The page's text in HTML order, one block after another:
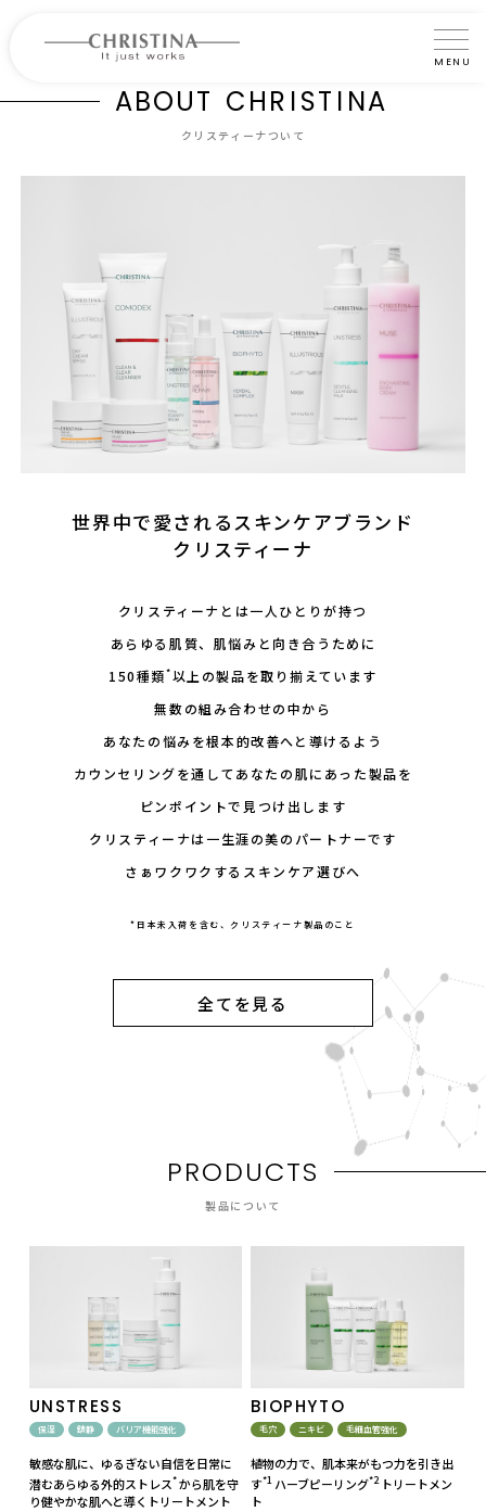
MENU
クリスティーナについて
サロン検索
よくあるご質問
認定インストラクター・トレーナー紹介
コラム
お問い合わせ
ABOUT CHR IST I NA
クリスティーナついて
世界中で愛されるスキンケアブランド
クリスティーナ
クリスティーナとは一人ひとりが持つ
あらゆる肌質、肌悩みと向き合うために
150種類*以上の製品を取り揃えています
無数の組み合わせの中から
あなたの悩みを根本的改善へと導けるよう
カウンセリングを通してあなたの肌にあった製品を
ピンポイントで見つけ出します
クリスティーナは一生涯の美のパートナーです
さぁワクワクするスキンケア選びへ
*日本未入荷を含む、クリスティーナ製品のこと
全てを見る
PRODUCTS
製品について
UNSTRESS
保湿 鎮静 バリア機能強化
敏感な肌に、ゆるぎない自信を日常に
潜むあらゆる外的ストレス*から肌を守
り健やかな肌へと導くトリートメント
BIOPHYTO
毛穴 ニキビ 毛細血管強化
植物の力で、肌本来がもつ力を引き出
す*1 ハーブピーリング*2トリートメン
ト